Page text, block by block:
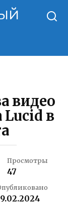
видео
в
Просмотры
47